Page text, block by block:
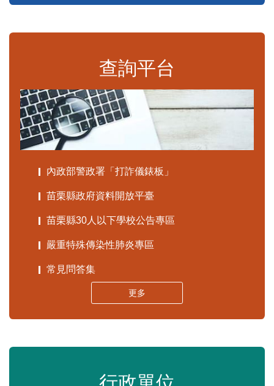
查詢平台
內政部警政署「打詐儀錶板」
苗栗縣政府資料開放平臺
苗栗縣30人以下學校公告專區
嚴重特殊傳染性肺炎專區
常見問答集
更多